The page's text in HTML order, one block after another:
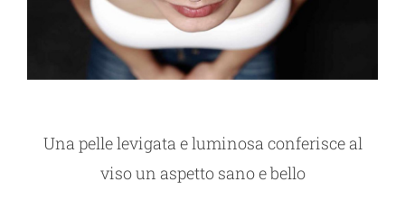
Una pelle levigata e luminosa conferisce al
viso un aspetto sano e bello